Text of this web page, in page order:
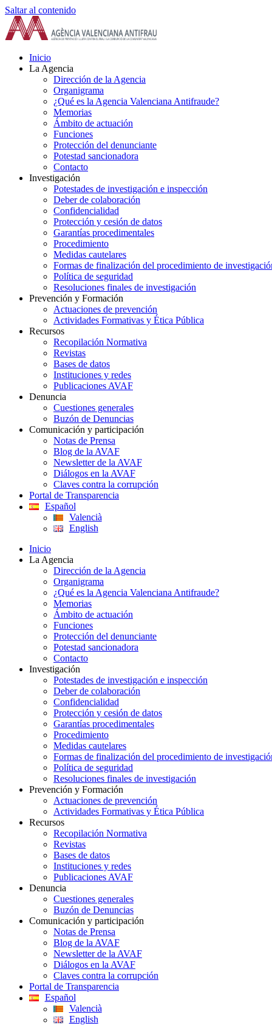
Saltar al contenido
Inicio
La Agencia
Dirección de la Agencia
Organigrama
¿Qué es la Agencia Valenciana Antifraude?
Memorias
Ámbito de actuación
Funciones
Protección del denunciante
Potestad sancionadora
Contacto
Investigación
Potestades de investigación e inspección
Deber de colaboración
Confidencialidad
Protección y cesión de datos
Garantías procedimentales
Procedimiento
Medidas cautelares
Formas de finalización del procedimiento de
Política de seguridad
Resoluciones finales de investigación
Prevención y Formación
Actuaciones de prevención
Actividades Formativas y Ética Pública
Recursos
Recopilación Normativa
Revistas
Bases de datos
Instituciones y redes
Publicaciones AVAF
Denuncia
Cuestiones generales
Buzón de Denuncias
Comunicación y participación
Notas de Prensa
Blog de la AVAF
Newsletter de la AVAF
Diálogos en la AVAF
Claves contra la corrupción
Portal de Transparencia
Español
Valencià
English
Inicio
La Agencia
Dirección de la Agencia
Organigrama
¿Qué es la Agencia Valenciana Antifraude?
Memorias
Ámbito de actuación
Funciones
Protección del denunciante
Potestad sancionadora
Contacto
Investigación
Potestades de investigación e inspección
Deber de colaboración
Confidencialidad
Protección y cesión de datos
Garantías procedimentales
Procedimiento
Medidas cautelares
Formas de finalización del procedimiento de
Política de seguridad
Resoluciones finales de investigación
Prevención y Formación
Actuaciones de prevención
Actividades Formativas y Ética Pública
Recursos
Recopilación Normativa
Revistas
Bases de datos
Instituciones y redes
Publicaciones AVAF
Denuncia
Cuestiones generales
Buzón de Denuncias
Comunicación y participación
Notas de Prensa
Blog de la AVAF
Newsletter de la AVAF
Diálogos en la AVAF
Claves contra la corrupción
Portal de Transparencia
Español
Valencià
English